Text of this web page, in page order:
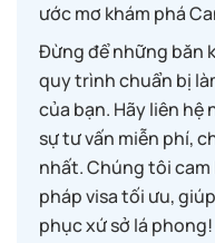
ước mơ khám phá
Đừng để những băn
quy trình chuẩn bị
của bạn. Hãy liên hệ
sự tư vấn miễn phí,
nhất. Chúng tôi
pháp visa tối ưu,
phục xứ sở lá phong!